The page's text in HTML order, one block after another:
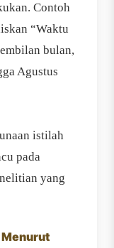
Contoh
“Waktu
bulan,
Agustus
istilah
pada
yang